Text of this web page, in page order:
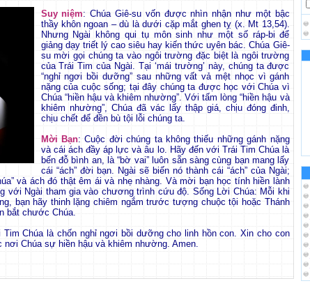
Suy niệm: Chúa Giê-su vốn được nhìn nhận như một bậc
thầy khôn ngoan – dù là dưới cặp mắt ghen tỵ (x. Mt 13,54).
Nhưng Ngài không qui tụ môn sinh như một số ráp-bi để
giảng dạy triết lý cao siêu hay kiến thức uyên bác. Chúa Giê-
su mời gọi chúng ta vào ngôi trường đặc biệt là ngôi trường
của Trái Tim của Ngài. Tại ‘mái trường’ này, chúng ta được
“nghỉ ngơi bồi dưỡng” sau những vất vả mệt nhọc vì gánh
nặng của cuộc sống; tại đây chúng ta được học với Chúa vì
Chúa “hiền hậu và khiêm nhường”. Với tấm lòng “hiền hậu và
khiêm nhường”, Chúa đã vác lấy thập giá, chịu đóng đinh,
chịu chết để đền bù tội lỗi chúng ta.
Mời Bạn: Cuộc đời chúng ta không thiếu những gánh nặng
và cái ách đầy áp lực và âu lo. Hãy đến với Trái Tim Chúa là
bến đỗ bình an, là “bờ vai” luôn sẵn sàng cùng bạn mang lấy
cái “ách” đời bạn. Ngài sẽ biến nó thành cái “ách” của Ngài;
và ách đó thật êm ái và nhẹ nhàng. Và mời bạn học tính hiền lành
với Ngài tham gia vào chương trình cứu độ. Sống Lời Chúa: Mỗi khi
bạn hãy thinh lặng chiêm ngắm trước tượng chuộc tội hoặc Thánh
bắt chước Chúa.
Tim Chúa là chốn nghỉ ngơi bồi dưỡng cho linh hồn con. Xin cho con
Chúa sự hiền hậu và khiêm nhường. Amen.